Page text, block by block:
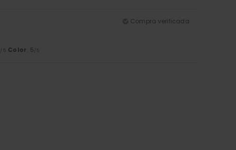
Compra verificada
/5 Color: 5/5